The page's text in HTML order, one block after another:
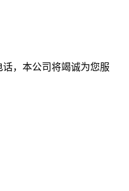
，本公司将竭诚为您服